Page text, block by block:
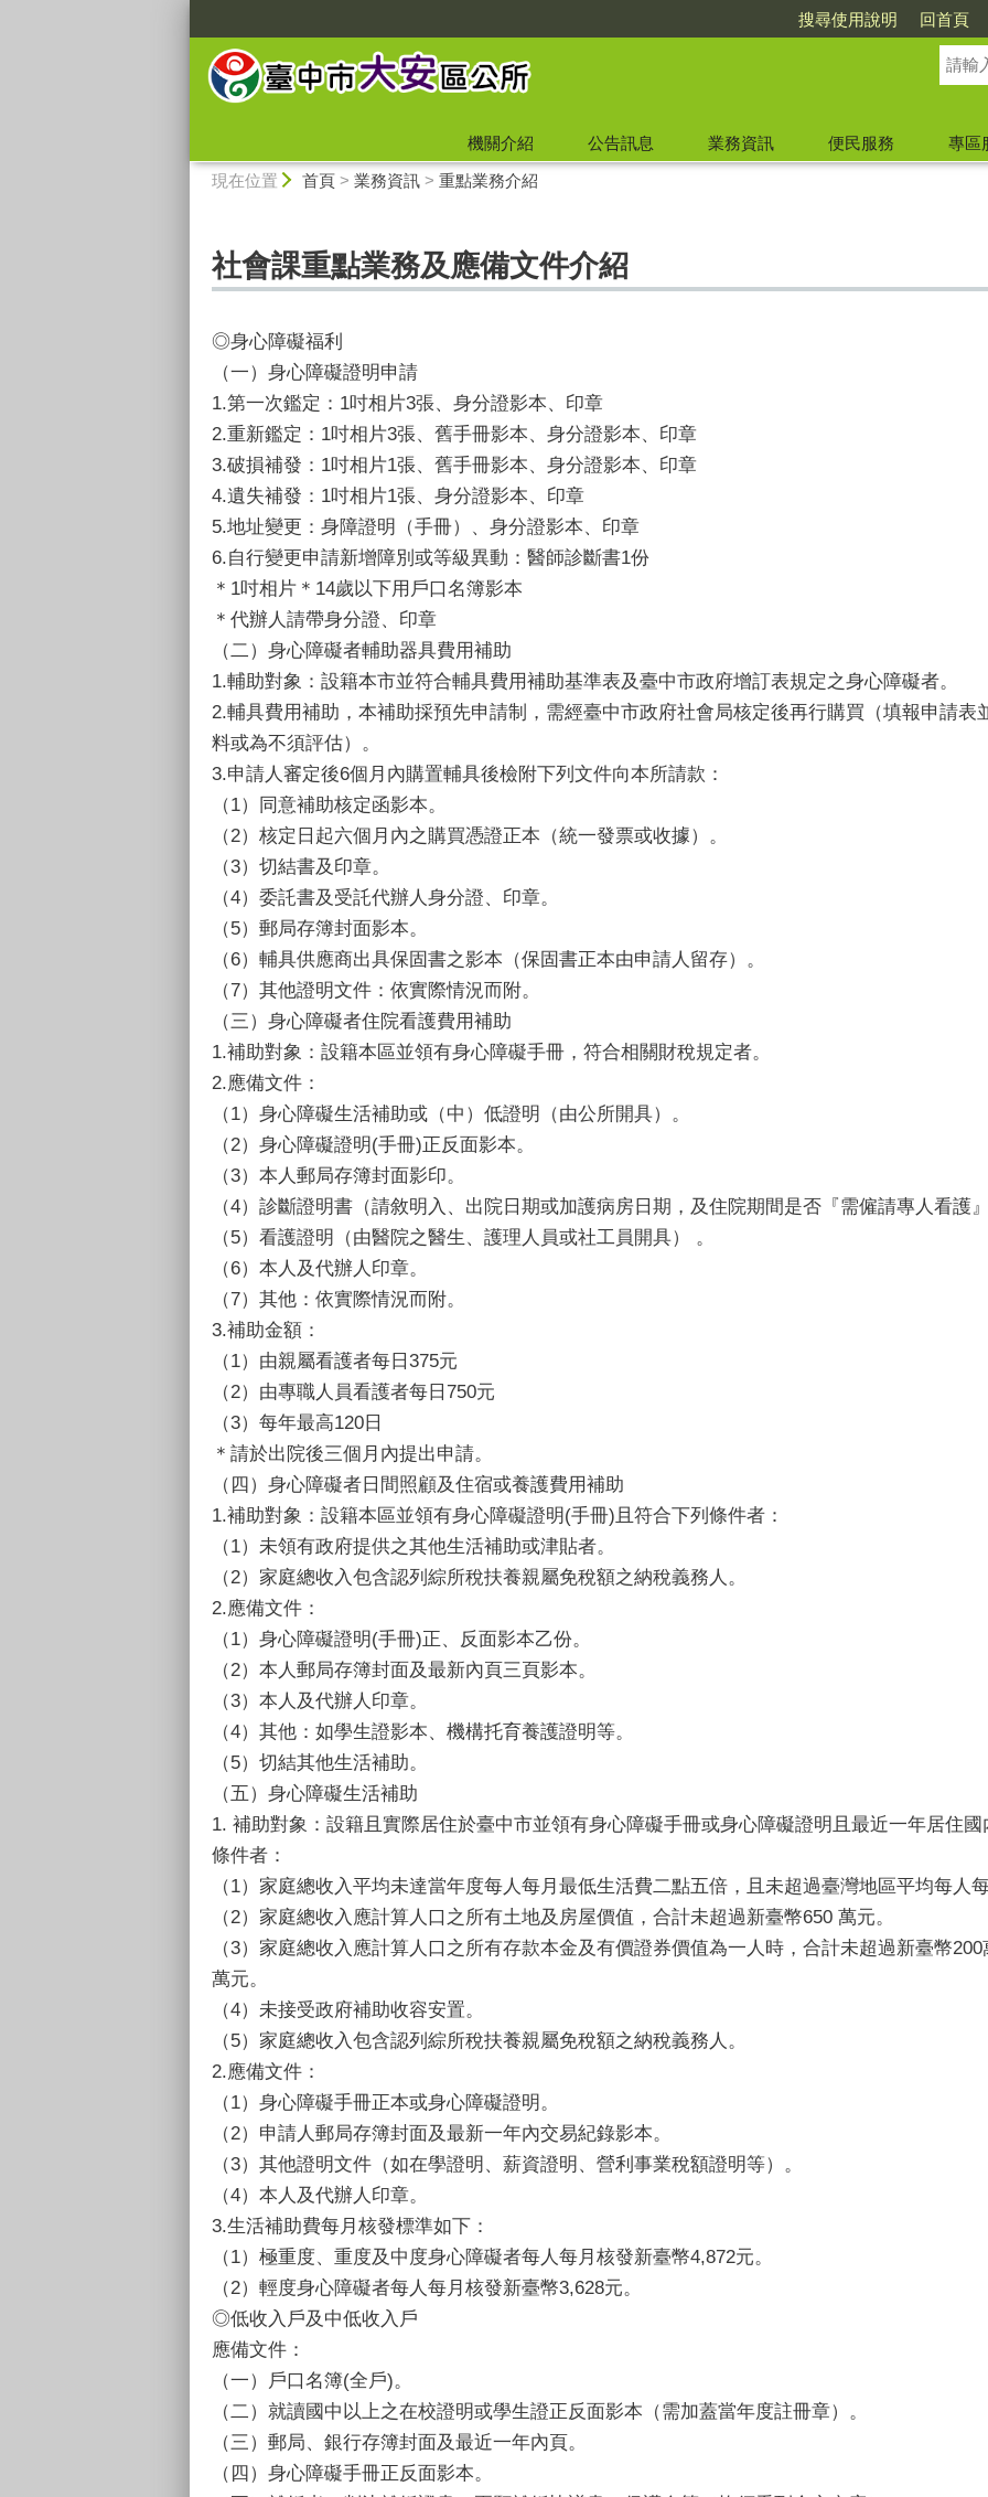
搜尋使用說明 回首頁
機關介紹 公告訊息 業務資訊 便民服務
專區
現在位置 首頁> 業務資訊> 重點業務介紹
社會課重點業務及應備文件介紹
◎身心障礙福利
（一）身心障礙證明申請
1.第一次鑑定：1吋相片3張、身分證影本、印章
2.重新鑑定：1吋相片3張、舊手冊影本、身分證影本、印章
3.破損補發：1吋相片1張、舊手冊影本、身分證影本、印章
4.遺失補發：1吋相片1張、身分證影本、印章
5.地址變更：身障證明（手冊）、身分證影本、印章
6.自行變更申請新增障別或等級異動：醫師診斷書1份
＊1吋相片＊14歲以下用戶口名簿影本
＊代辦人請帶身分證、印章
（二）身心障礙者輔助器具費用補助
1.輔助對象：設籍本市並符合輔具費用補助基準表及臺中市政府增訂表規定之身心障礙者。
2.輔具費用補助，本補助採預先申請制，需經臺中市政府社會局核定後再行購買（填報申請表
料或為不須評估）。
3.申請人審定後6個月內購置輔具後檢附下列文件向本所請款：
（1）同意補助核定函影本。
（2）核定日起六個月內之購買憑證正本（統一發票或收據）。
（3）切結書及印章。
（4）委託書及受託代辦人身分證、印章。
（5）郵局存簿封面影本。
（6）輔具供應商出具保固書之影本（保固書正本由申請人留存）。
（7）其他證明文件：依實際情況而附。
（三）身心障礙者住院看護費用補助
1.補助對象：設籍本區並領有身心障礙手冊，符合相關財稅規定者。
2.應備文件：
（1）身心障礙生活補助或（中）低證明（由公所開具）。
（2）身心障礙證明(手冊)正反面影本。
（3）本人郵局存簿封面影印。
（4）診斷證明書（請敘明入、出院日期或加護病房日期，及住院期間是否『需僱請專人看護
（5）看護證明（由醫院之醫生、護理人員或社工員開具） 。
（6）本人及代辦人印章。
（7）其他：依實際情況而附。
3.補助金額：
（1）由親屬看護者每日375元
（2）由專職人員看護者每日750元
（3）每年最高120日
＊請於出院後三個月內提出申請。
（四）身心障礙者日間照顧及住宿或養護費用補助
1.補助對象：設籍本區並領有身心障礙證明(手冊)且符合下列條件者：
（1）未領有政府提供之其他生活補助或津貼者。
（2）家庭總收入包含認列綜所稅扶養親屬免稅額之納稅義務人。
2.應備文件：
（1）身心障礙證明(手冊)正、反面影本乙份。
（2）本人郵局存簿封面及最新內頁三頁影本。
（3）本人及代辦人印章。
（4）其他：如學生證影本、機構托育養護證明等。
（5）切結其他生活補助。
（五）身心障礙生活補助
1. 補助對象：設籍且實際居住於臺中市並領有身心障礙手冊或身心障礙證明且最近一年居住
條件者：
（1）家庭總收入平均未達當年度每人每月最低生活費二點五倍，且未超過臺灣地區平均每人
（2）家庭總收入應計算人口之所有土地及房屋價值，合計未超過新臺幣650 萬元。
（3）家庭總收入應計算人口之所有存款本金及有價證券價值為一人時，合計未超過新臺幣
萬元。
（4）未接受政府補助收容安置。
（5）家庭總收入包含認列綜所稅扶養親屬免稅額之納稅義務人。
2.應備文件：
（1）身心障礙手冊正本或身心障礙證明。
（2）申請人郵局存簿封面及最新一年內交易紀錄影本。
（3）其他證明文件（如在學證明、薪資證明、營利事業稅額證明等）。
（4）本人及代辦人印章。
3.生活補助費每月核發標準如下：
（1）極重度、重度及中度身心障礙者每人每月核發新臺幣4,872元。
（2）輕度身心障礙者每人每月核發新臺幣3,628元。
◎低收入戶及中低收入戶
應備文件：
（一）戶口名簿(全戶)。
（二）就讀國中以上之在校證明或學生證正反面影本（需加蓋當年度註冊章）。
（三）郵局、銀行存簿封面及最近一年內頁。
（四）身心障礙手冊正反面影本。